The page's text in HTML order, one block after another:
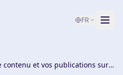
FR
contenu et vos publications sur